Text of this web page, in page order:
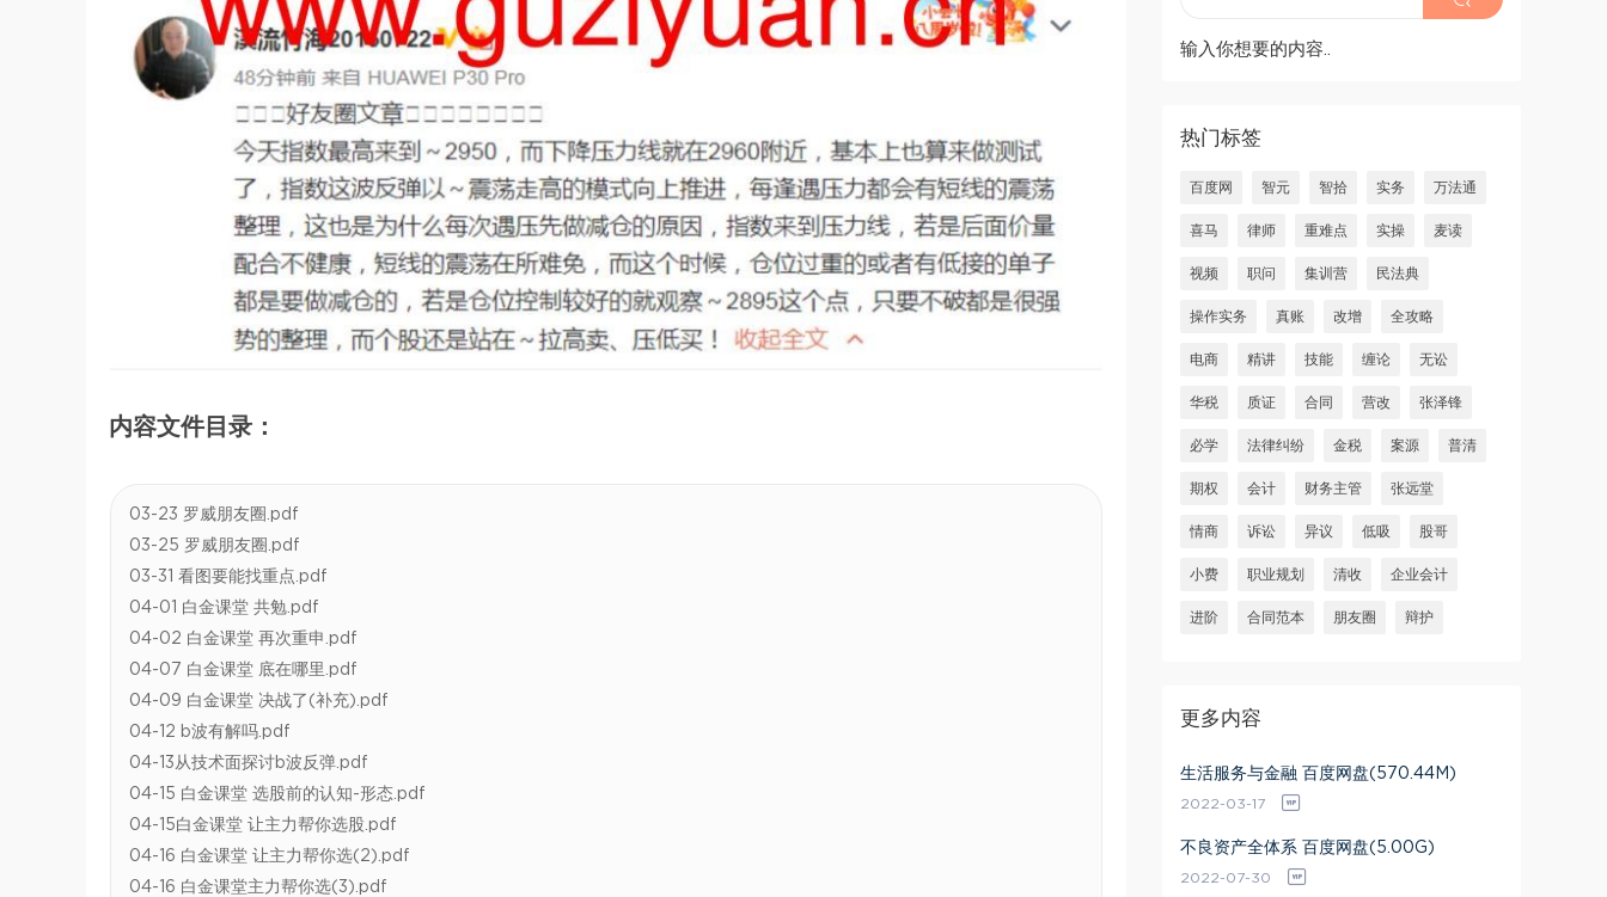
内容文件目录：
03-23 罗威朋友圈.pdf
03-25 罗威朋友圈.pdf
03-31 看图要能找重点.pdf
04-01 白金课堂 共勉.pdf
04-02 白金课堂 再次重申.pdf
04-07 白金课堂 底在哪里.pdf
04-09 白金课堂 决战了(补充).pdf
04-12 b波有解吗.pdf
04-13从技术面探讨b波反弹.pdf
04-15 白金课堂 选股前的认知-形态.pdf
04-15白金课堂 让主力帮你选股.pdf
04-16 白金课堂 让主力帮你选(2).pdf
04-16 白金课堂主力帮你选(3).pdf
输入你想要的内容..
热门标签
百度网 智元 智拾 实务 万法通
喜马 律师 重难点 实操 麦读
视频 职问 集训营 民法典
操作实务 真账 改增 全攻略
电商 精讲 技能 缠论 无讼
华税 质证 合同 营改 张泽锋
必学 法律纠纷 金税 案源 普清
期权 会计 财务主管 张远堂
情商 诉讼 异议 低吸 股哥
小费 职业规划 清收 企业会计
进阶 合同范本 朋友圈 辩护
更多内容
生活服务与金融 百度网盘(570.44M)
2022-03-17
不良资产全体系 百度网盘(5.00G)
2022-07-30